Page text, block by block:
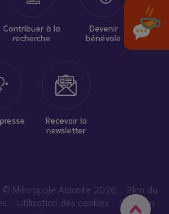
Contribuer à la
recherche
Devenir
bénévole
Recevoir la
newsletter
© Métropole Aidante 2026
Plan du
Utilisation des cookies
Création